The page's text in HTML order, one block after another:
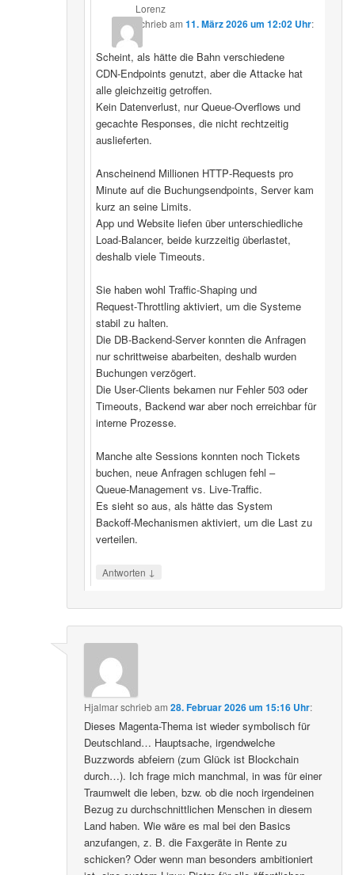
Lorenz
schriebam11. März 2026 um 12:02 Uhr:
Scheint, als hätte die Bahn verschiedene
CDN‑Endpoints genutzt, aber die Attacke hat
alle gleichzeitig getroffen.
Kein Datenverlust, nur Queue‑Overflows und
gecachte Responses, die nicht rechtzeitig
auslieferten.
Anscheinend Millionen HTTP‑Requests pro
Minute auf die Buchungsendpoints, Server kam
kurz an seine Limits.
App und Website liefen über unterschiedliche
Load‑Balancer, beide kurzzeitig überlastet,
deshalb viele Timeouts.
Sie haben wohl Traffic‑Shaping und
Request‑Throttling aktiviert, um die Systeme
stabil zu halten.
Die DB‑Backend-Server konnten die Anfragen
nur schrittweise abarbeiten, deshalb wurden
Buchungen verzögert.
Die User‑Clients bekamen nur Fehler 503 oder
Timeouts, Backend war aber noch erreichbar für
interne Prozesse.
Manche alte Sessions konnten noch Tickets
buchen, neue Anfragen schlugen fehl –
Queue‑Management vs. Live‑Traffic.
Es sieht so aus, als hätte das System
Backoff‑Mechanismen aktiviert, um die Last zu
verteilen.
Antworten ↓
Hjalmarschriebam28. Februar 2026 um 15:16 Uhr:
Dieses Magenta-Thema ist wieder symbolisch für
Deutschland… Hauptsache, irgendwelche
Buzzwords abfeiern (zum Glück ist Blockchain
durch…). Ich frage mich manchmal, in was für einer
Traumwelt die leben, bzw. ob die noch irgendeinen
Bezug zu durchschnittlichen Menschen in diesem
Land haben. Wie wäre es mal bei den Basics
anzufangen, z. B. die Faxgeräte in Rente zu
schicken? Oder wenn man besonders ambitioniert